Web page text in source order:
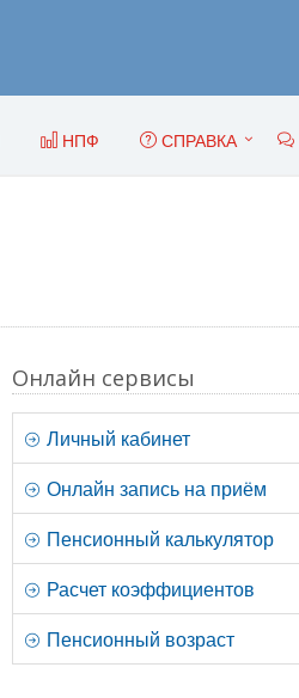
НПФ СПРАВКА
Онлайн сервисы
Личный кабинет
Онлайн запись на приём
Пенсионный калькулятор
Расчет коэффициентов
Пенсионный возраст